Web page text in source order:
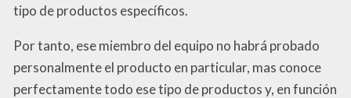
tipo de productos específicos.
Por tanto, ese miembro del equipo no habrá probado
personalmente el producto en particular, mas conoce
perfectamente todo ese tipo de productos y, en función